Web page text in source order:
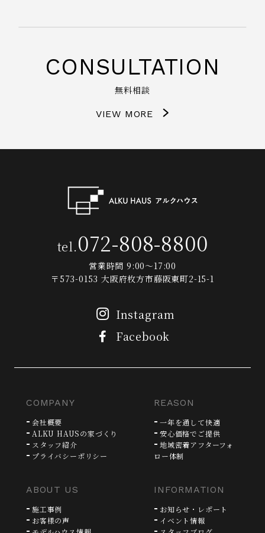
CONSULTATION
無料相談
VIEW MORE
tel.072-808-8800
営業時間 9:00～17:00
〒573-0153 大阪府枚方市藤阪東町2-15-1
Instagram
Facebook
COMPANY
会社概要
ALKU HAUSの家づくり
スタッフ紹介
プライバシーポリシー
REASON
一年を通して快適
安心価格でご提供
地域密着アフターフォ
ロー体制
ABOUT US
施工事例
お客様の声
INFORMATION
お知らせ・レポート
イベント情報